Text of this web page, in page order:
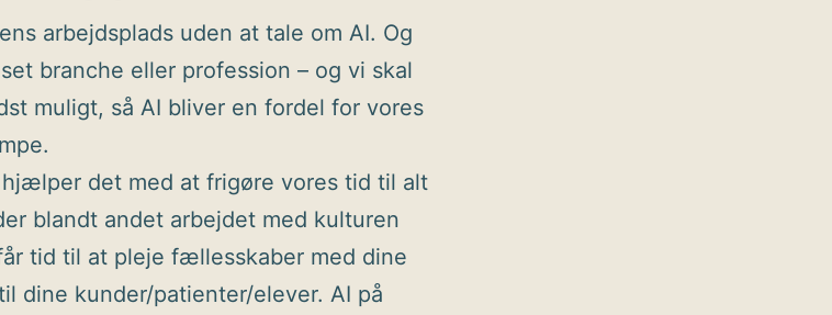
arbejdsplads uden at tale om AI. Og
branche eller profession – og vi skal
muligt, så AI bliver en fordel for vores
det med at frigøre vores tid til alt
blandt andet arbejdet med kulturen
tid til at pleje fællesskaber med dine
dine kunder/patienter/elever. AI på